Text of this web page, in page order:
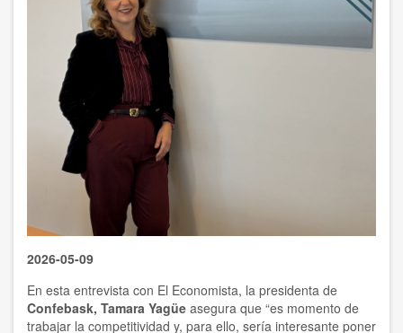
2026-05-09
En esta entrevista con El Economista, la presidenta de
Confebask, Tamara Yagüe asegura que “es momento de
trabajar la competitividad y, para ello, sería interesante poner